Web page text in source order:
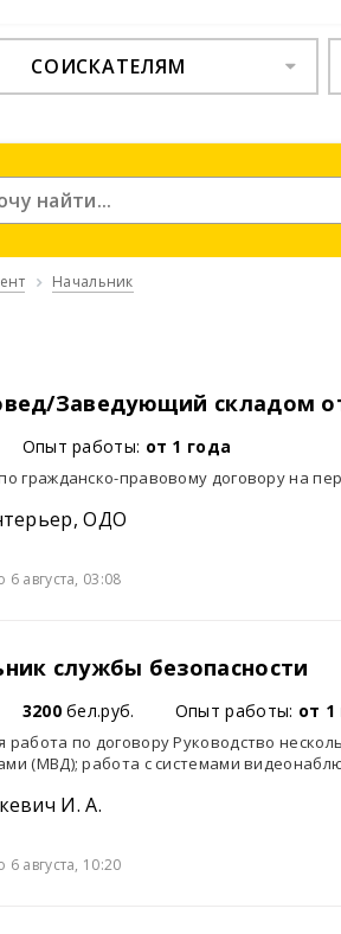
СОИСКАТЕЛЯМ
Начальник
Заведующий складом
Опыт работы: от 1 года
гражданско-правовому договору на
ОДО
августа, 03:08
службы безопасности
3200бел.руб. Опыт работы: от 1
работа по договору Руководство
(МВД); работа с системами
И. А.
августа, 10:20